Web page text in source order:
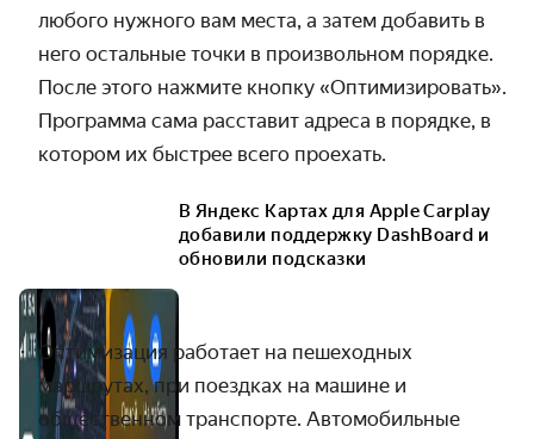
любого нужного вам места, а затем добавить в
него остальные точки в произвольном порядке.
После этого нажмите кнопку «Оптимизировать».
Программа сама расставит адреса в порядке, в
котором их быстрее всего проехать.
В Яндекс Картах для Apple Carplay
добавили поддержку DashBoard и
обновили подсказки
Оптимизация работает на пешеходных
маршрутах, при поездках на машине и
общественном транспорте. Автомобильные